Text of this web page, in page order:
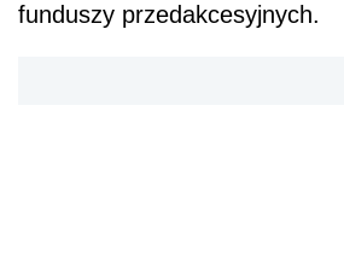
funduszy przedakcesyjnych.